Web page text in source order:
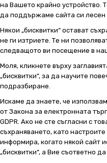
на Вашето крайно устройство.
да поддържаме сайта си лесен
Някои „бисквитки“ остават
не ги изтриете. Те ни
следващото ви посещение в
Моля, кликнете върху
„бисквитки“, за да научите
подразбиране.
Искаме да знаете, че
от Закона за електронната
GDPR. Ако не сте съгласни с
съхраняването, като
информира, когато някой сайт
„бисквитки“, а Вие съответно